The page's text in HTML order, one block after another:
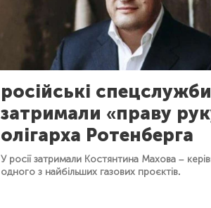
російські спецслужби
затримали «праву
олігарха Ротенберга
У росії затримали Костянтина Махова –
одного з найбільших газових проєктів.